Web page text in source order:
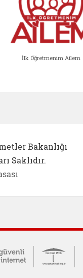
İlk Öğretmenim Ailem
Bakanlığı
Saklıdır.
Merkezi
Güvende (yeni
Güvenli